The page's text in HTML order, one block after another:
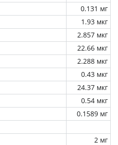
0.131 мг
1.93 мкг
2.857 мкг
22.66 мкг
2.288 мкг
0.43 мкг
24.37 мкг
0.54 мкг
0.1589 мг
2 мг